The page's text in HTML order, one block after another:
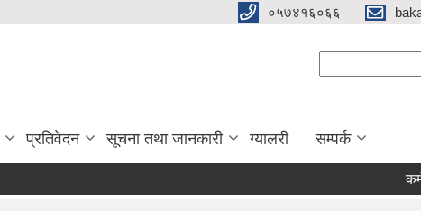
०५७४१६०६६
प्रतिवेदन सूचना तथा जानकारी ग्यालरी सम्पर्क